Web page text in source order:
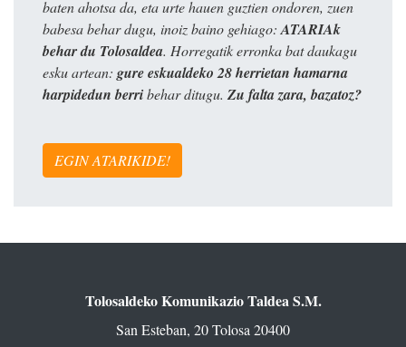
baten ahotsa da, eta urte hauen guztien ondoren, zuen
babesa behar dugu, inoiz baino gehiago: ATARIAk
behar du Tolosaldea. Horregatik erronka bat daukagu
esku artean: gure eskualdeko 28 herrietan hamarna
harpidedun berribehar ditugu. Zu falta zara, bazatoz?
EGIN ATARIKIDE!
Tolosaldeko Komunikazio Taldea S.M.
San Esteban, 20 Tolosa 20400